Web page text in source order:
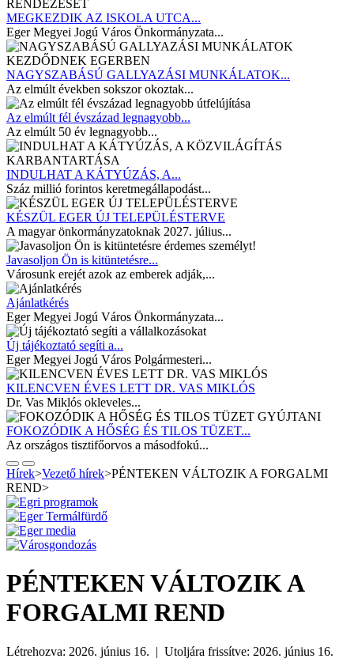
MEGKEZDIK AZ ISKOLA UTCA...
Eger Megyei Jogú Város Önkormányzata...
NAGYSZABÁSÚ GALLYAZÁSI MUNKÁLATOK...
Az elmúlt években sokszor okoztak...
Az elmúlt fél évszázad legnagyobb...
Az elmúlt 50 év legnagyobb...
INDULHAT A KÁTYÚZÁS, A...
Száz millió forintos keretmegállapodást...
KÉSZÜL EGER ÚJ TELEPÜLÉSTERVE
A magyar önkormányzatoknak 2027. július...
Javasoljon Ön is kitüntetésre...
Városunk erejét azok az emberek adják,...
Ajánlatkérés
Eger Megyei Jogú Város Önkormányzata...
Új tájékoztató segíti a...
Eger Megyei Jogú Város Polgármesteri...
KILENCVEN ÉVES LETT DR. VAS MIKLÓS
Dr. Vas Miklós okleveles...
FOKOZÓDIK A HŐSÉG ÉS TILOS TÜZET...
Az országos tisztifőorvos a másodfokú...
Hírek>Vezető hírek>PÉNTEKEN VÁLTOZIK A FORGALMI
REND>
PÉNTEKEN VÁLTOZIK A
FORGALMI REND
Létrehozva: 2026. június 16. | Utoljára frissítve: 2026. június 16.